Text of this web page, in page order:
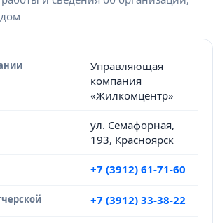
Управляющая
компания
«Жилкомцентр»
ул. Семафорная,
193, Красноярск
+7 (3912) 61-71-60
+7 (3912) 33-38-22